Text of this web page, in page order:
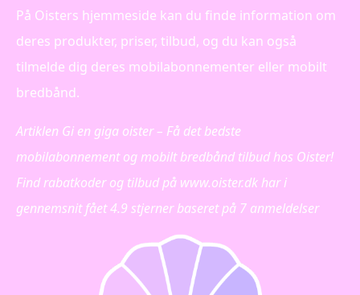
På Oisters hjemmeside kan du finde information om
deres produkter, priser, tilbud, og du kan også
tilmelde dig deres mobilabonnementer eller mobilt
bredbånd.
Artiklen Gi en giga oister – Få det bedste
mobilabonnement og mobilt bredbånd tilbud hos Oister!
Find rabatkoder og tilbud på www.oister.dk har i
gennemsnit fået4.9 stjerner baseret på 7 anmeldelser